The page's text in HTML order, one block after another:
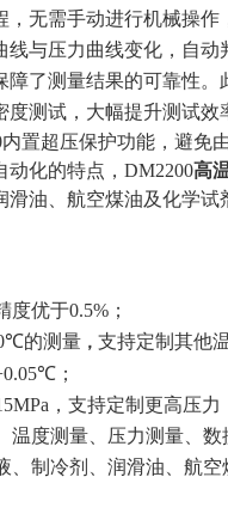
无需手动进行机械操
与压力曲线变化，自
了测量结果的可靠性
测试，大幅提升测试效
内置超压保护功能，避免
化的特点， DM2200高
油、航空煤油及化学
度优于0.5% ；
的测量 ， 支持定制其他
；
，支持定制更高压力
温度测量、压力测量、
、制冷剂、润滑油、航